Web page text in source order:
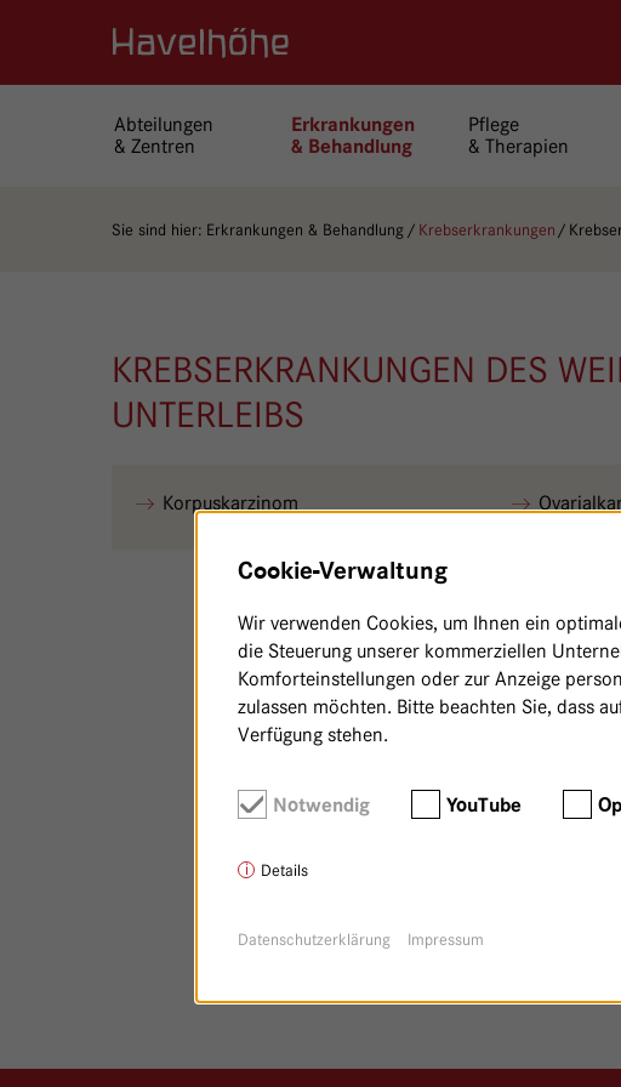
Logo Gemeinschaftskrankenhaus Havelhöhe
Abteilungen
& Zentren
Erkrankungen
& Behandlung
Pflege
& Therapien
Sie sind hier: Erkrankungen & Behandlung Krebserkrankungen
KREBSERKRANKUNGEN DES
UNTERLEIBS
Korpuskarzinom
Cookie-Verwaltung
Wir verwenden Cookies, um Ihnen ein
die Steuerung unserer kommerziellen
Komforteinstellungen oder zur Anzeige
zulassen möchten. Bitte beachten Sie, dass
Verfügung stehen.
Notwendig YouTube
Details
Datenschutzerklärung Impressum